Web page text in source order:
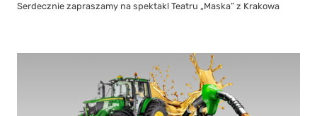
Serdecznie zapraszamy na spektakl Teatru „Maska” z Krakowa